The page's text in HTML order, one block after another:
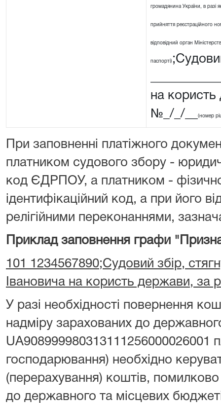
громадянина України, в разі
прийняття реєстраційного
відповідний орган
паспорті)
на
№_/_/__
(номер
При заповненні платіжного
платником судового збору -
код ЄДРПОУ, а платником -
ідентифікаційний код, а при його
релігійними переконаннями,
Приклад заповнення графи
101 1234567890;Судовий збір,
Івановича на користь держави,
У разі необхідності повернення
надміру зарахованих до
UA908999980313111256000026001
господарювання) необхідно
(перерахування) коштів,
до державного та місцевих